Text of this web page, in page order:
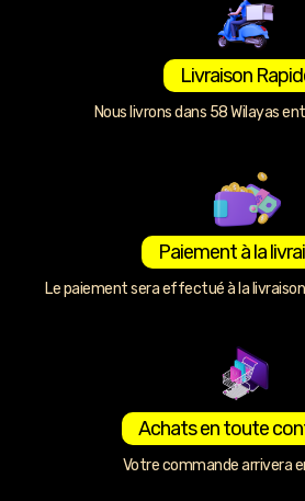
Livraison
Nous livrons dans 58 Wilayas
Paiement à la
Le paiement sera effectué à la
Achats en toute
Votre commande arrivera